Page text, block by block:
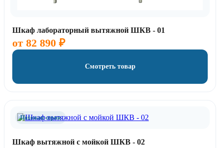
Шкаф лабораторный вытяжной ШКВ - 01
от 82 890 ₽
Смотреть товар
Похожая серия
Шкаф вытяжной с мойкой ШКВ - 02